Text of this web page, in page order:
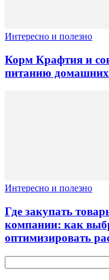
Интересно и полезно
Корм Крафтия и
питанию
Интересно и полезно
Где закупать
компании: как
оптимизировать